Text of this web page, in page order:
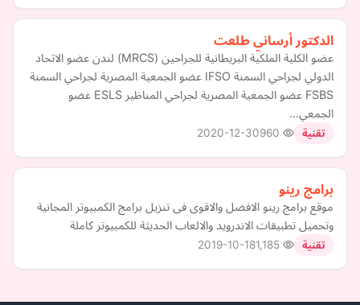
الدكتور أرساني طلعت
عضو الكلية الملكية البريطانية للجراحين (MRCS) لندن عضو الاتحاد
الدولي لجراحي السمنة IFSO عضو الجمعية المصرية لجراحي السمنة
FSBS عضو الجمعية المصرية لجراحي المناظير ESLS عضو
الجمعي…
تقنية 2020-12-30
برامج رينو
موقع برامج رينو الافضل والاقوى فى تنزيل برامج الكمبيوتر المجانية
وتحميل تطبيقات الاندرويد والالعاب الحديثة للكمبيوتر كاملة
تقنية 2019-10-18